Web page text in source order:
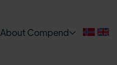
About Compend 